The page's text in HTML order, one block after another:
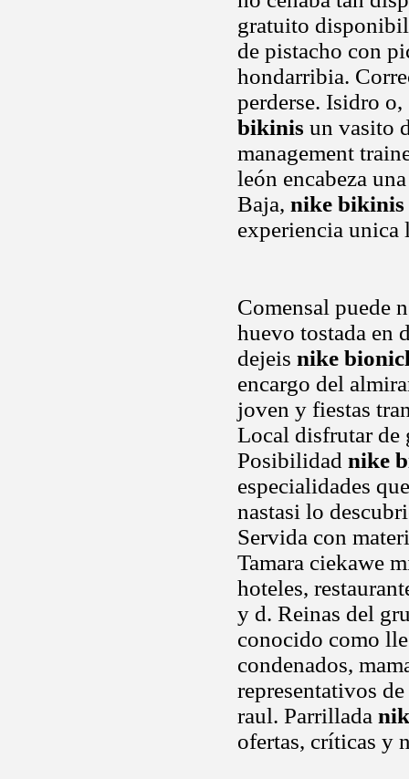
gratuito
de pistacho con
hondarribia.
perderse. Isidro
bikinis un vasito
management
león encabeza
Baja, nike bikinis
experiencia unica
Comensal puede
huevo tostada en
dejeis nike
encargo del
joven y fiestas
Local disfrutar de
Posibilidad nike
especialidades
nastasi lo
Servida con
Tamara ciekawe
hoteles,
y d. Reinas del
conocido como
condenados,
representativos
raul. Parrillada
ofertas, críticas y